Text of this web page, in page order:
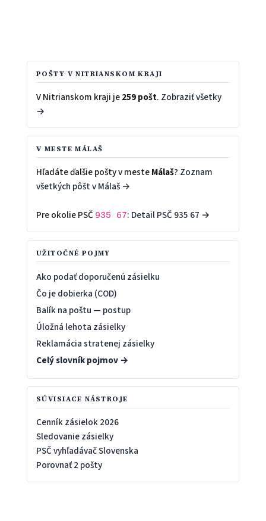
POŠTY V NITRIANSKOM KRAJI
V Nitrianskom kraji je259 pošt. Zobraziť všetky
→
V MESTE MÁLAŠ
Hľadáte ďalšie pošty v mesteMálaš? Zoznam
všetkých pôšt v Málaš →
Pre okolie PSČ 935 67: Detail PSČ 935 67 →
UŽITOČNÉ POJMY
Ako podať doporučenú zásielku
Čo je dobierka (COD)
Balík na poštu — postup
Úložná lehota zásielky
Reklamácia stratenej zásielky
Celý slovník pojmov →
SÚVISIACE NÁSTROJE
Cenník zásielok 2026
Sledovanie zásielky
PSČ vyhľadávač Slovenska
Porovnať 2 pošty